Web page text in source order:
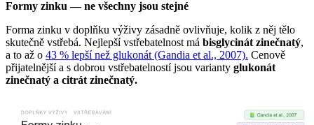
Formy zinku — ne všechny jsou stejné
Forma zinku v doplňku výživy zásadně ovlivňuje, kolik z něj tělo
skutečně vstřebá. Nejlepší vstřebatelnost má bisglycinát zinečnatý,
a to až o 43 % lepší než glukonát (Gandia et al., 2007). Cenově
přijatelnější a s dobrou vstřebatelností jsou varianty glukonát
zinečnatý a citrát zinečnatý.